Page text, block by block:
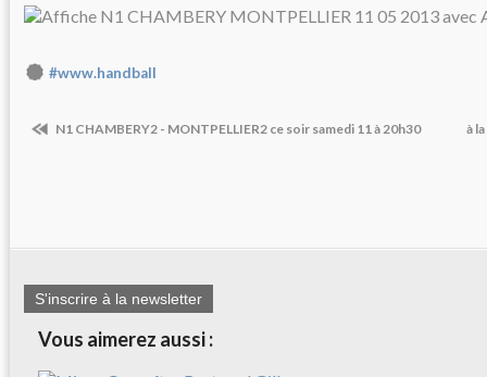
#www.handball
N1 CHAMBERY2 - MONTPELLIER2 ce soir samedi 11 à 20h30 à
S'inscrire à la newsletter
Vous aimerez aussi :